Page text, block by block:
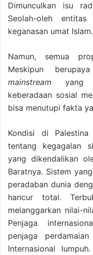
Dimunculkan isu
Seolah-oleh
keganasan umat Islam.
Namun, semua
Meskipun
mainstream yang
keberadaan sosial
bisa menutupi fakta
Kondisi di
tentang kegagalan
yang dikendalikan
Baratnya. Sistem
peradaban dunia
hancur total.
melanggarkan nilai-
Penjaga
penjaga
Internasional